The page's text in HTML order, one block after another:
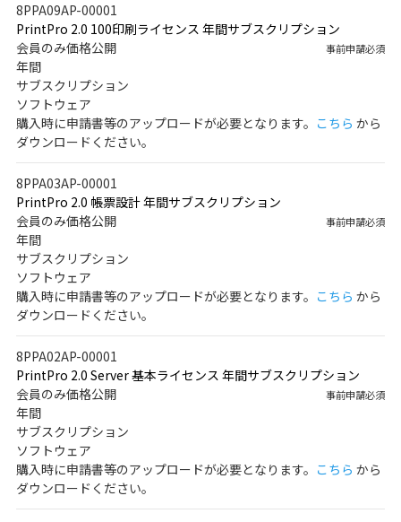
8PPA09AP-00001
PrintPro 2.0 100印刷ライセンス 年間サブスクリプション
会員のみ価格公開
事前申請必須
年間
サブスクリプション
ソフトウェア
購入時に申請書等のアップロードが必要となります。 こちら から
ダウンロードください。
8PPA03AP-00001
PrintPro 2.0 帳票設計 年間サブスクリプション
会員のみ価格公開
事前申請必須
年間
サブスクリプション
ソフトウェア
購入時に申請書等のアップロードが必要となります。 こちら から
ダウンロードください。
8PPA02AP-00001
PrintPro 2.0 Server 基本ライセンス 年間サブスクリプション
会員のみ価格公開
事前申請必須
年間
サブスクリプション
ソフトウェア
購入時に申請書等のアップロードが必要となります。 こちら から
ダウンロードください。